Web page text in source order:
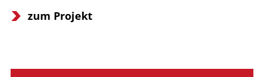
zum Projekt